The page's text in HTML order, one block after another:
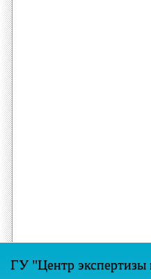
ГУ "Центр экспертизы